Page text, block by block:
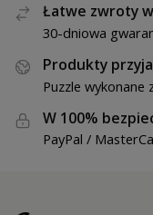
Łatwe zwroty
30-dniowa
Produkty
Puzzle
W 100%
PayPal /